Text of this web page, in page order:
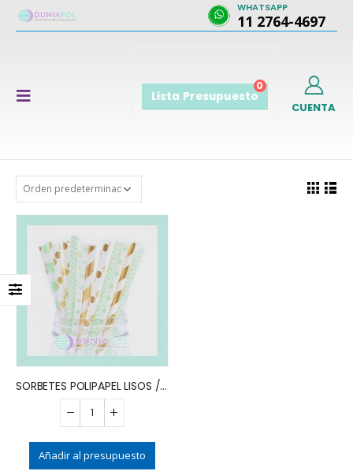
WHATSAPP
11 2764-4697
0
Lista Presupuesto
CUENTA
SORBETES POLIPAPEL LISOS / DISEÑOS (x25)
Añadir al presupuesto